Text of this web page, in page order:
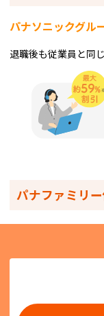
パナソニックグル
退職後も従業員と同
パナファミリ